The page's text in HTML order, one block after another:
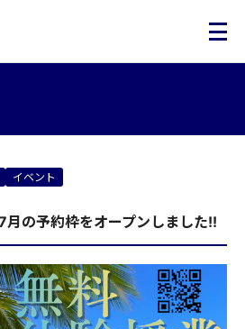
イベント
月の予約枠をオープンしました!!